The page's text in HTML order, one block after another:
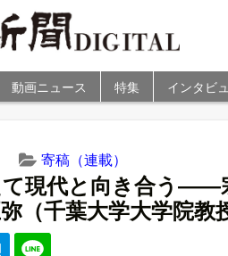
動画ニュース 特集 インタビ
寄稿（連載）
現代と向き合う――
（千葉大学大学院教